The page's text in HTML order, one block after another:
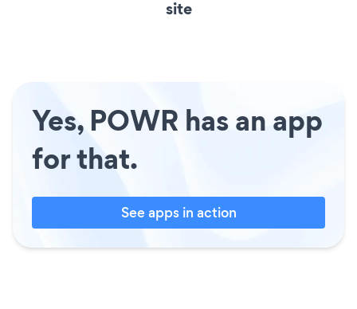
site
Yes, POWR has an app
for that.
See apps in action